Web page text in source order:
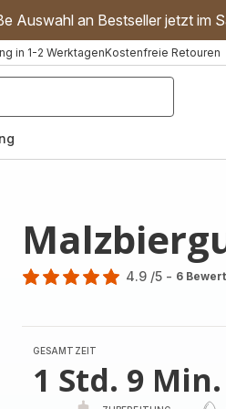
Auswahl an Bestseller jetzt im
in 1-2 WerktagenKostenfreie Retouren
4.9 /5 - 6
GESAMTZEIT
1 Std. 9 Min.